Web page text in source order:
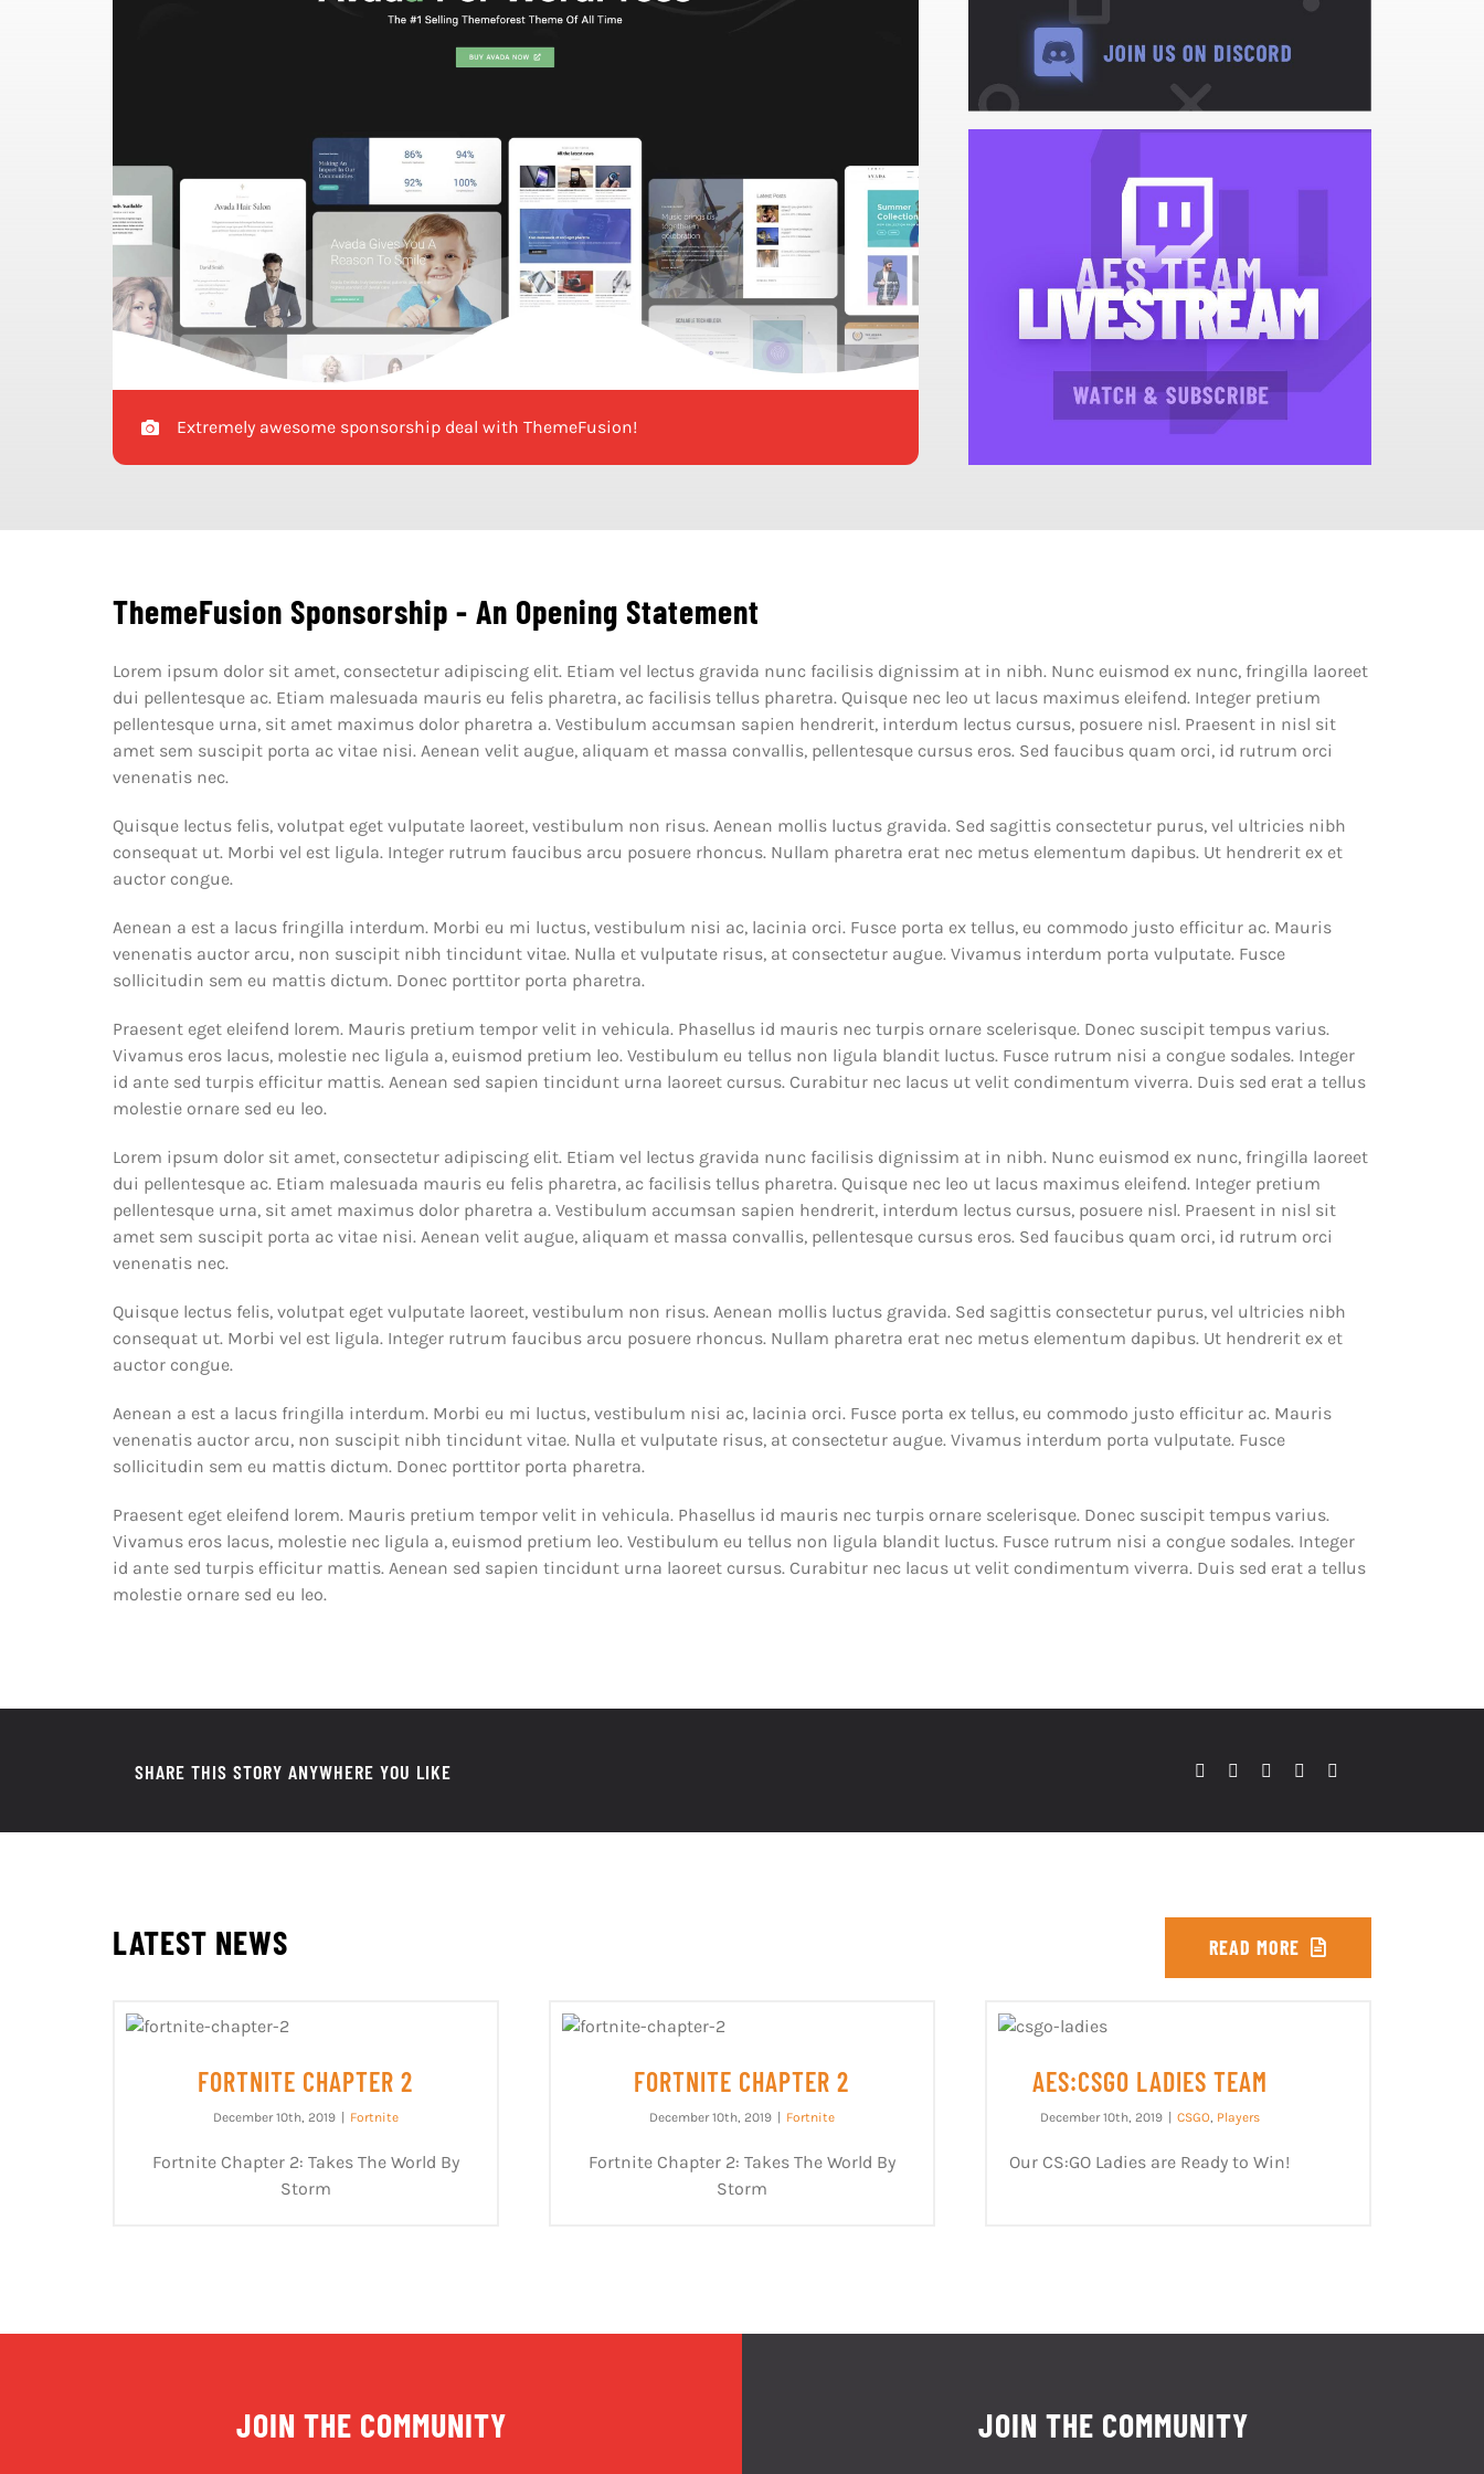
Extremely awesome sponsorship deal with ThemeFusion!
ThemeFusion Sponsorship - An Opening Statement
Lorem ipsum dolor sit amet, consectetur adipiscing elit. Etiam vel lectus gravida nunc facilisis dignissim at in nibh. Nunc euismod ex nunc, fringilla laoreet
dui pellentesque ac. Etiam malesuada mauris eu felis pharetra, ac facilisis tellus pharetra. Quisque nec leo ut lacus maximus eleifend. Integer pretium
pellentesque urna, sit amet maximus dolor pharetra a. Vestibulum accumsan sapien hendrerit, interdum lectus cursus, posuere nisl. Praesent in nisl sit
amet sem suscipit porta ac vitae nisi. Aenean velit augue, aliquam et massa convallis, pellentesque cursus eros. Sed faucibus quam orci, id rutrum orci
venenatis nec.
Quisque lectus felis, volutpat eget vulputate laoreet, vestibulum non risus. Aenean mollis luctus gravida. Sed sagittis consectetur purus, vel ultricies nibh
consequat ut. Morbi vel est ligula. Integer rutrum faucibus arcu posuere rhoncus. Nullam pharetra erat nec metus elementum dapibus. Ut hendrerit ex et
auctor congue.
Aenean a est a lacus fringilla interdum. Morbi eu mi luctus, vestibulum nisi ac, lacinia orci. Fusce porta ex tellus, eu commodo justo efficitur ac. Mauris
venenatis auctor arcu, non suscipit nibh tincidunt vitae. Nulla et vulputate risus, at consectetur augue. Vivamus interdum porta vulputate. Fusce
sollicitudin sem eu mattis dictum. Donec porttitor porta pharetra.
Praesent eget eleifend lorem. Mauris pretium tempor velit in vehicula. Phasellus id mauris nec turpis ornare scelerisque. Donec suscipit tempus varius.
Vivamus eros lacus, molestie nec ligula a, euismod pretium leo. Vestibulum eu tellus non ligula blandit luctus. Fusce rutrum nisi a congue sodales. Integer
id ante sed turpis efficitur mattis. Aenean sed sapien tincidunt urna laoreet cursus. Curabitur nec lacus ut velit condimentum viverra. Duis sed erat a tellus
molestie ornare sed eu leo.
Lorem ipsum dolor sit amet, consectetur adipiscing elit. Etiam vel lectus gravida nunc facilisis dignissim at in nibh. Nunc euismod ex nunc, fringilla laoreet
dui pellentesque ac. Etiam malesuada mauris eu felis pharetra, ac facilisis tellus pharetra. Quisque nec leo ut lacus maximus eleifend. Integer pretium
pellentesque urna, sit amet maximus dolor pharetra a. Vestibulum accumsan sapien hendrerit, interdum lectus cursus, posuere nisl. Praesent in nisl sit
amet sem suscipit porta ac vitae nisi. Aenean velit augue, aliquam et massa convallis, pellentesque cursus eros. Sed faucibus quam orci, id rutrum orci
venenatis nec.
Quisque lectus felis, volutpat eget vulputate laoreet, vestibulum non risus. Aenean mollis luctus gravida. Sed sagittis consectetur purus, vel ultricies nibh
consequat ut. Morbi vel est ligula. Integer rutrum faucibus arcu posuere rhoncus. Nullam pharetra erat nec metus elementum dapibus. Ut hendrerit ex et
auctor congue.
Aenean a est a lacus fringilla interdum. Morbi eu mi luctus, vestibulum nisi ac, lacinia orci. Fusce porta ex tellus, eu commodo justo efficitur ac. Mauris
venenatis auctor arcu, non suscipit nibh tincidunt vitae. Nulla et vulputate risus, at consectetur augue. Vivamus interdum porta vulputate. Fusce
sollicitudin sem eu mattis dictum. Donec porttitor porta pharetra.
Praesent eget eleifend lorem. Mauris pretium tempor velit in vehicula. Phasellus id mauris nec turpis ornare scelerisque. Donec suscipit tempus varius.
Vivamus eros lacus, molestie nec ligula a, euismod pretium leo. Vestibulum eu tellus non ligula blandit luctus. Fusce rutrum nisi a congue sodales. Integer
id ante sed turpis efficitur mattis. Aenean sed sapien tincidunt urna laoreet cursus. Curabitur nec lacus ut velit condimentum viverra. Duis sed erat a tellus
molestie ornare sed eu leo.
SHARE THIS STORY ANYWHERE YOU LIKE
LATEST NEWS READ MORE
FORTNITE CHAPTER 2
December 10th, 2019 Fortnite
Fortnite Chapter 2: Takes The World By
Storm
FORTNITE CHAPTER 2
December 10th, 2019 Fortnite
Fortnite Chapter 2: Takes The World By
Storm
AES:CSGO LADIES TEAM
December 10th, 2019 CSGO, Players
Our CS:GO Ladies are Ready to Win!
JOIN THE COMMUNITY JOIN THE COMMUNITY